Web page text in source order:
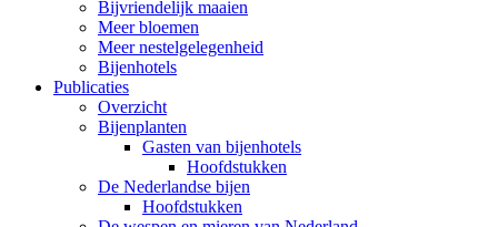
Bijvriendelijk maaien
Meer bloemen
Meer nestelgelegenheid
Bijenhotels
Publicaties
Overzicht
Bijenplanten
Gasten van bijenhotels
Hoofdstukken
De Nederlandse bijen
Hoofdstukken